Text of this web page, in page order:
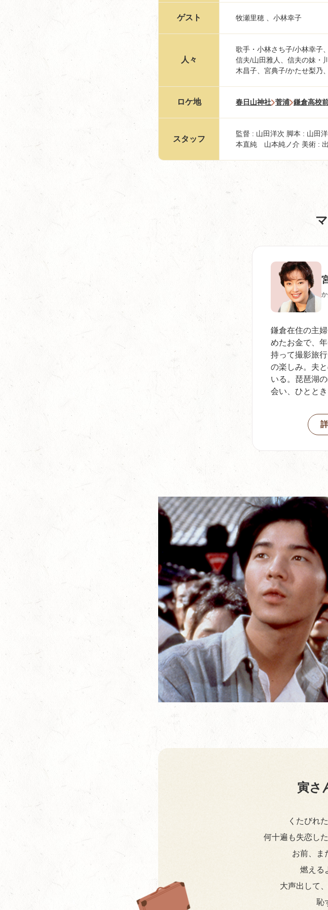
ゲスト 牧瀬里穂 、小林幸子
人々
歌手・小林さち子/小林幸子
信夫/山田雅人、信夫の妹・
木昌子、宮典子/かたせ梨乃
ロケ地 春日山神社 菅浦 鎌倉高校
スタッフ
監督 : 山田洋次 脚本 : 山田
本直純 山本純ノ介 美術 :
鎌倉在住の主
めたお金で、
持って撮影旅
の楽しみ。夫
いる。琵琶湖
会い、ひととき
寅さ
くたびれ
何十遍も失恋し
お前、ま
燃える
大声出して
恥